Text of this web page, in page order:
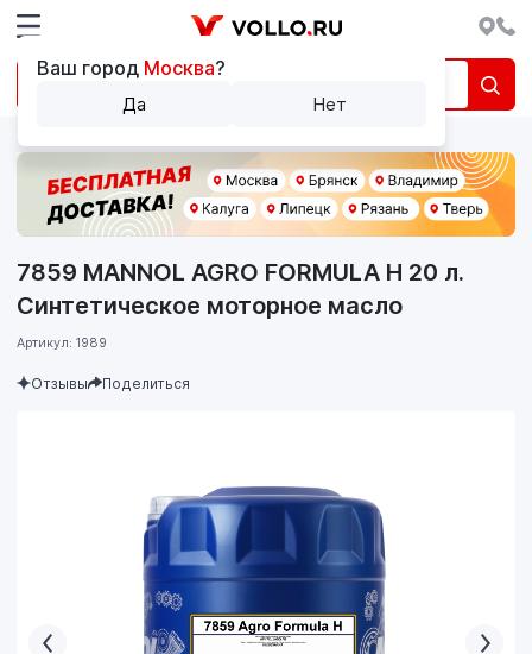
7859 MANNOL AGRO FORMULA H 20 л.
Синтетическое моторное масло
Артикул: 1989
Отзывы Поделиться
Ваш город Москва?
Да Нет